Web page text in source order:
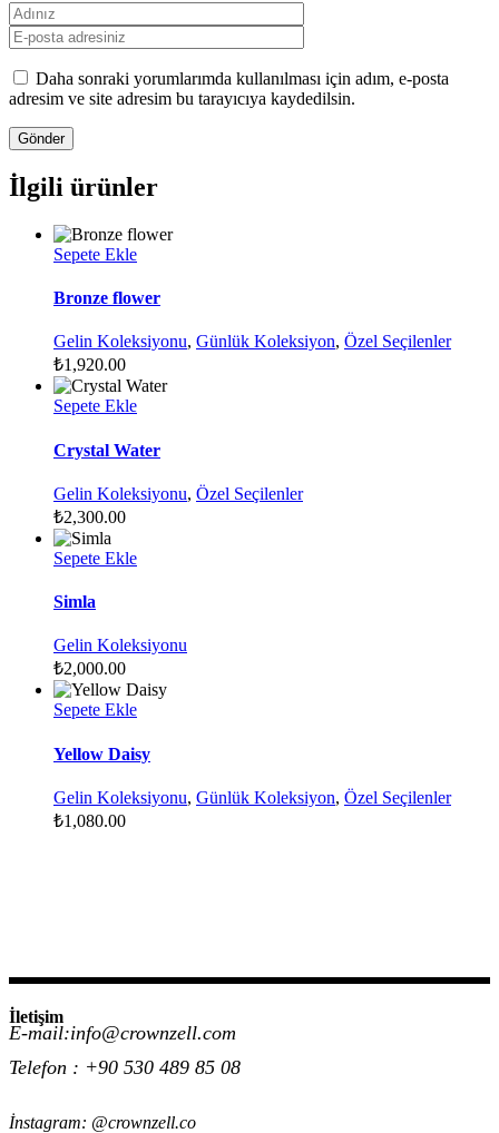
Daha sonraki yorumlarımda kullanılması için adım, e-posta
adresim ve site adresim bu tarayıcıya kaydedilsin.
İlgili ürünler
Sepete Ekle
Bronze flower
Gelin Koleksiyonu, Günlük Koleksiyon, Özel Seçilenler
₺1,920.00
Sepete Ekle
Crystal Water
Gelin Koleksiyonu, Özel Seçilenler
₺2,300.00
Sepete Ekle
Simla
Gelin Koleksiyonu
₺2,000.00
Sepete Ekle
Yellow Daisy
Gelin Koleksiyonu, Günlük Koleksiyon, Özel Seçilenler
₺1,080.00
İletişim
E-mail:info@crownzell.com
Telefon : +90 530 489 85 08
İnstagram: @crownzell.co